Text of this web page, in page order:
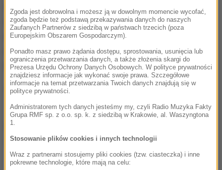
ochrony zewnętrznego bezpieczeństwa państwa i
obsługującym Szefa Agencji Wywiadu. Agencja
działa zgodnie z jego zarządzeniami, decyzjami,
rozkazami, wytycznymi i poleceniami oraz pod jego
bezpośrednim kierownictwem.
Źródło: TVN24
Tagi:Agencja Wywiadu
Zgoda jest dobrowolna i możesz ją w dowolnym momencie wycofać,
zgoda będzie też podstawą przekazywania danych do naszych
Zaufanych Partnerów z siedzibą w państwach trzecich (poza
Europejskim Obszarem Gospodarczym).
Ponadto masz prawo żądania dostępu, sprostowania, usunięcia lub
ograniczenia przetwarzania danych, a także złożenia skargi do
Prezesa Urzędu Ochrony Danych Osobowych. W polityce prywatności
znajdziesz informacje jak wykonać swoje prawa. Szczegółowe
informacje na temat przetwarzania Twoich danych znajdują się w
polityce prywatności.
Administratorem tych danych jesteśmy my, czyli Radio Muzyka Fakty
Grupa RMF sp. z o.o. sp. k. z siedzibą w Krakowie, al. Waszyngtona
1.
Stosowanie plików cookies i innych technologii
Wraz z partnerami stosujemy pliki cookies (tzw. ciasteczka) i inne
pokrewne technologie, które mają na celu: